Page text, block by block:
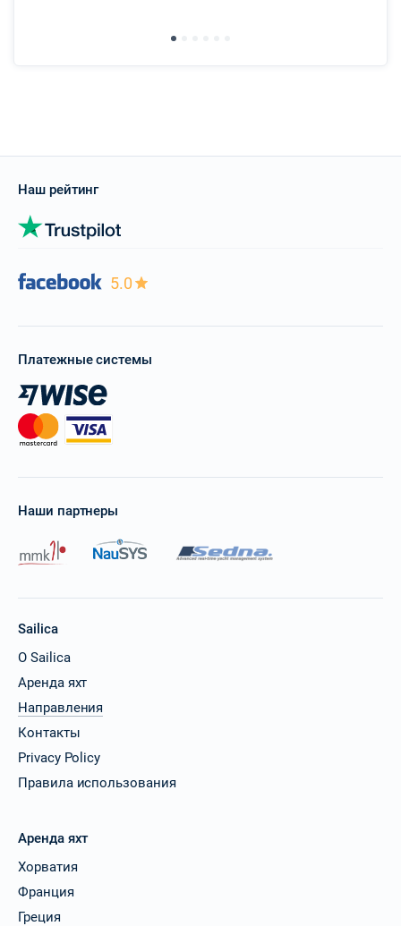
Наш рейтинг
5.0
Платежные системы
Наши партнеры
Sailica
О Sailica
Аренда яхт
Направления
Контакты
Privacy Policy
Правила использования
Аренда яхт
Хорватия
Франция
Греция